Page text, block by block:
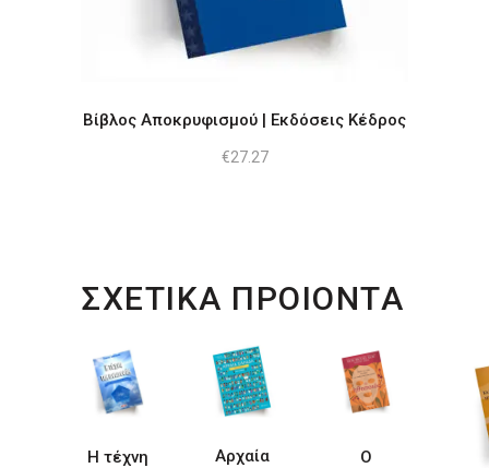
Βίβλος Αποκρυφισμού | Εκδόσεις Κέδρος
€27.27
ΣΧΕΤΙΚΑ ΠΡΟΙΟΝΤΑ
Η τέχνη
Αρχαία
Ο